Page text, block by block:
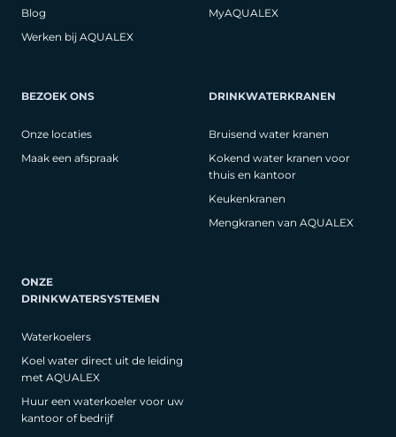
Blog
Werken bij AQUALEX
MyAQUALEX
BEZOEK ONS
Onze locaties
Maak een afspraak
DRINKWATERKRANEN
Bruisend water kranen
Kokend water kranen voor
thuis en kantoor
Keukenkranen
Mengkranen van AQUALEX
ONZE
DRINKWATERSYSTEMEN
Waterkoelers
Koel water direct uit de leiding
met AQUALEX
Huur een waterkoeler voor uw
kantoor of bedrijf